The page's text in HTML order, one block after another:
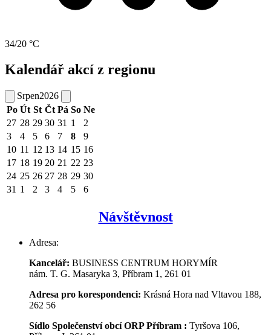
34/20 °C
Kalendář akcí z regionu
Srpen2026
Po Út St Čt Pá So Ne
27 28 29 30 31 1
2
3
4 5 6 7 8
9
10 11 12 13 14 15 16
17 18 19 20 21 22 23
24 25 26 27 28 29 30
31 1 2 3 4 5 6
Návštěvnost
Adresa:
Kancelář: BUSINESS CENTRUM HORYMÍR
nám. T. G. Masaryka 3, Příbram 1, 261 01
Adresa pro korespondenci: Krásná Hora nad Vltavou 188,
262 56
Sídlo Společenství obcí ORP Příbram : Tyršova 106,